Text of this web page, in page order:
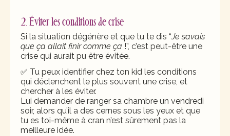
2. Éviter les conditions de crise
Si la situation dégénère et que tu te dis “Je savais
que ça allait finir comme ça !”, c’est peut-être une
crise qui aurait pu être évitée.
✅ Tu peux identifier chez ton kid les conditions
qui déclenchent le plus souvent une crise, et
chercher à les éviter.
Lui demander de ranger sa chambre un vendredi
soir, alors qu’il a des cernes sous les yeux et que
tu es toi-même à cran n’est sûrement pas la
meilleure idée.